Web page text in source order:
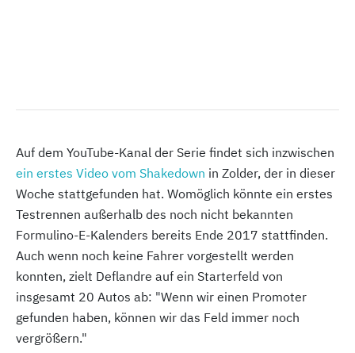
Auf dem YouTube-Kanal der Serie findet sich inzwischen
ein erstes Video vom Shakedown in Zolder, der in dieser
Woche stattgefunden hat. Womöglich könnte ein erstes
Testrennen außerhalb des noch nicht bekannten
Formulino-E-Kalenders bereits Ende 2017 stattfinden.
Auch wenn noch keine Fahrer vorgestellt werden
konnten, zielt Deflandre auf ein Starterfeld von
insgesamt 20 Autos ab: "Wenn wir einen Promoter
gefunden haben, können wir das Feld immer noch
vergrößern."